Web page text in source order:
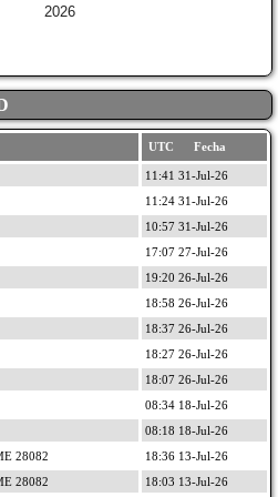
2026
UTC Fecha
11:41 31-Jul-26
11:24 31-Jul-26
10:57 31-Jul-26
17:07 27-Jul-26
19:20 26-Jul-26
18:58 26-Jul-26
18:37 26-Jul-26
18:27 26-Jul-26
18:07 26-Jul-26
08:34 18-Jul-26
08:18 18-Jul-26
28082
18:36 13-Jul-26
28082 18:03 13-Jul-26